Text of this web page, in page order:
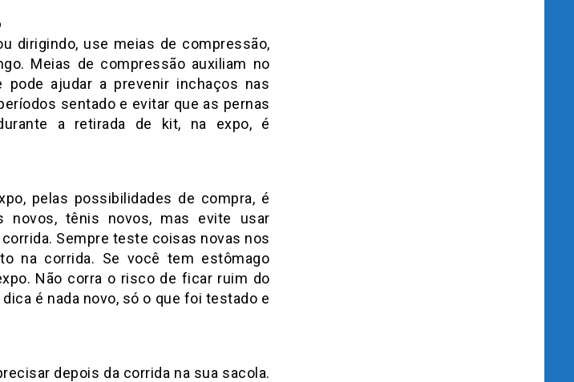
dirigindo, use meias de compressão,
Meias de compressão auxiliam no
pode ajudar a prevenir inchaços nas
sentado e evitar que as pernas
a retirada de kit, na expo, é
pelas possibilidades de compra, é
novos, tênis novos, mas evite usar
Sempre teste coisas novas nos
na corrida. Se você tem estômago
Não corra o risco de ficar ruim do
é nada novo, só o que foi testado e
depois da corrida na sua sacola.